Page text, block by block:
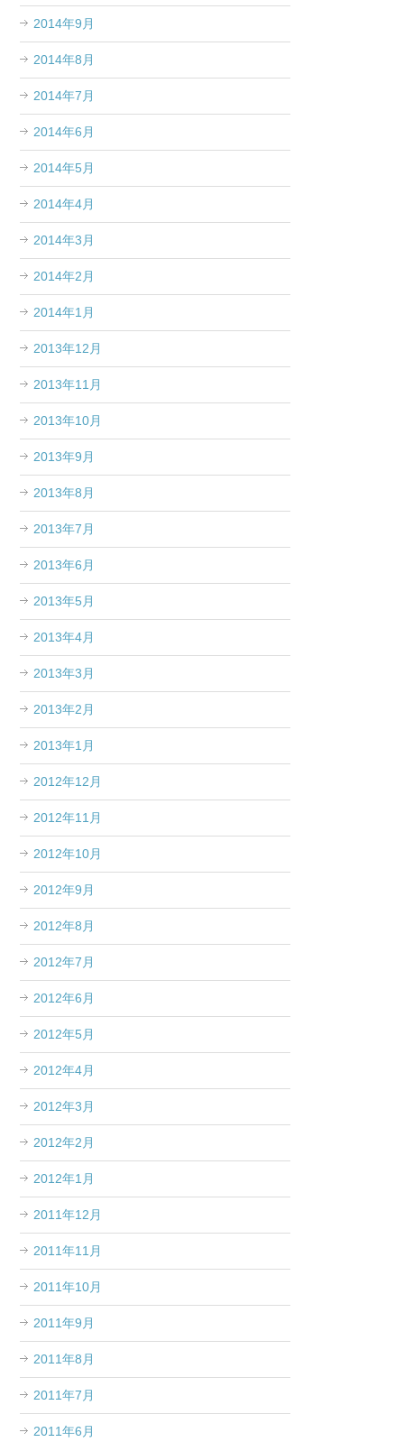
2014年9月
2014年8月
2014年7月
2014年6月
2014年5月
2014年4月
2014年3月
2014年2月
2014年1月
2013年12月
2013年11月
2013年10月
2013年9月
2013年8月
2013年7月
2013年6月
2013年5月
2013年4月
2013年3月
2013年2月
2013年1月
2012年12月
2012年11月
2012年10月
2012年9月
2012年8月
2012年7月
2012年6月
2012年5月
2012年4月
2012年3月
2012年2月
2012年1月
2011年12月
2011年11月
2011年10月
2011年9月
2011年8月
2011年7月
2011年6月